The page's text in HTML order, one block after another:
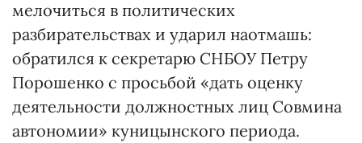
мелочиться в политических
разбирательствах и ударил наотмашь:
обратился к секретарю СНБОУ Петру
Порошенко с просьбой «дать оценку
деятельности должностных лиц Совмина
автономии» куницынского периода.